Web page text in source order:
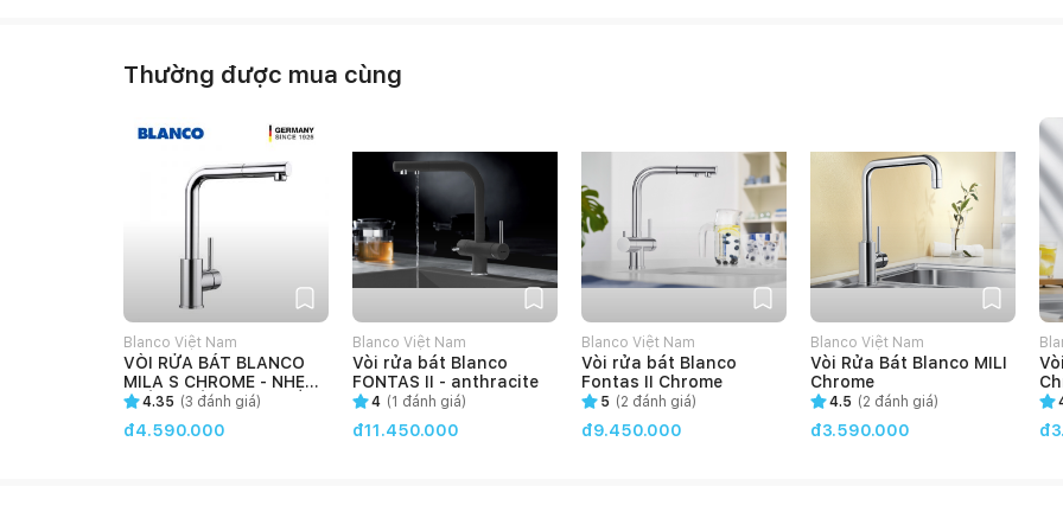
Thường được mua cùng
Blanco Việt Nam
VÒI RỬA BÁT BLANCO
MILA S CHROME - NHẸ
NHÀNG VÀ LINH HOẠT
4.35 (3 đánh giá)
đ4.590.000
Blanco Việt Nam
Vòi rửa bát Blanco
FONTAS II - anthracite
4 (1 đánh giá)
đ11.450.000
Blanco Việt Nam
Vòi rửa bát Blanco
Fontas II Chrome
5 (2 đánh giá)
đ9.450.000
Blanco Việt Nam
Vòi Rửa Bát Blanco MILI
Chrome
4.5 (2 đánh giá)
đ3.590.000